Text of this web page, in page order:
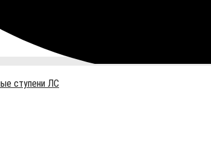
ступени ЛС